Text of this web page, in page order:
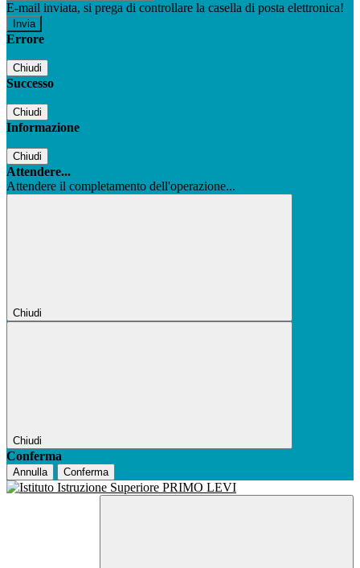
E-mail inviata, si prega di controllare la casella di posta elettronica!
Errore
Chiudi
Successo
Chiudi
Informazione
Chiudi
Attendere...
Attendere il completamento dell'operazione...
Chiudi
Chiudi
Conferma
Annulla Conferma